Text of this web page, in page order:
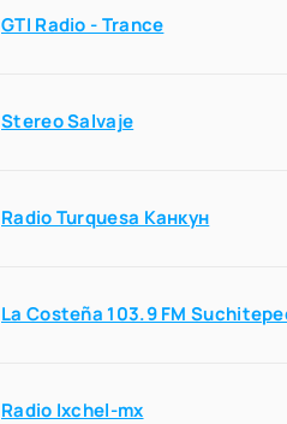
GTI Radio - Trance
Stereo Salvaje
Radio Turquesa Канкун
La Costeña 103.9 FM
Radio Ixchel-mx